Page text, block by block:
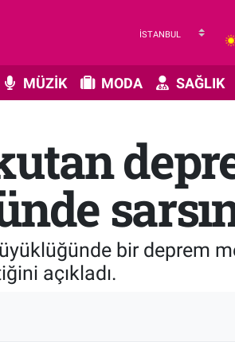
MÜZİK MODA SAĞLIK
bir deprem
açıkladı.